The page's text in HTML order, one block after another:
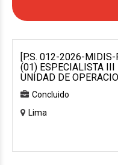
[P.S. 012-2026-
(01) ESPECIALISTA III
UNIDAD DE
Concluido
Lima